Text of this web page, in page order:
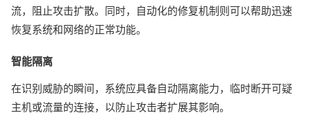
流，阻止攻击扩散。同时，自动化的修复机制则可以帮助迅速
恢复系统和网络的正常功能。
智能隔离
在识别威胁的瞬间，系统应具备自动隔离能力，临时断开可疑
主机或流量的连接，以防止攻击者扩展其影响。